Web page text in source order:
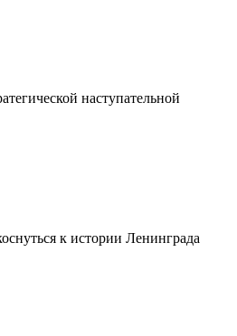
наступательной
к истории Ленинграда